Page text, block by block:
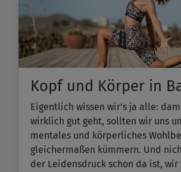
Kopf und Körper in
Eigentlich wissen wir's ja alle:
wirklich gut geht, sollten wir uns
mentales und körperliches
gleichermaßen kümmern. Und
der Leidensdruck schon da ist, wir